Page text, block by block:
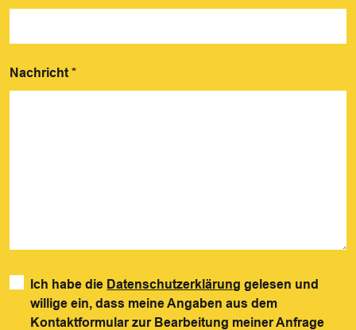
Nachricht *
Ich habe die Datenschutzerklärung gelesen und
willige ein, dass meine Angaben aus dem
Kontaktformular zur Bearbeitung meiner Anfrage